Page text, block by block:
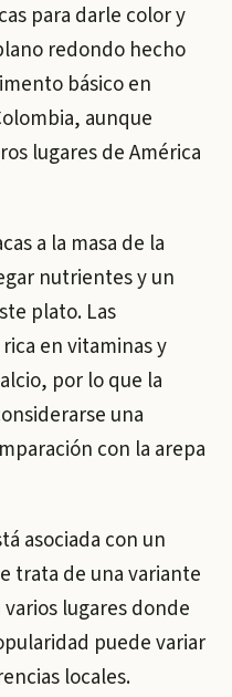
para darle color y
redondo hecho
básico en
aunque
lugares de América
a la masa de la
nutrientes y un
plato. Las
en vitaminas y
por lo que la
una
con la arepa
asociada con un
trata de una variante
lugares donde
puede variar
locales.